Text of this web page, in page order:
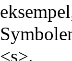
<s>.